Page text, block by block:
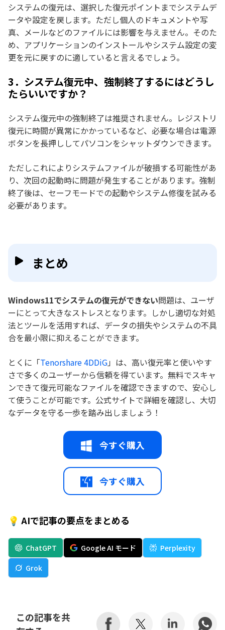
システムの復元は、選択した復元ポイントまでシステムデ
ータや設定を戻します。ただし個人のドキュメントや写
真、メールなどのファイルには影響を与えません。そのた
め、アプリケーションのインストールやシステム設定の変
更を元に戻すのに適していると言えるでしょう。
3．システム復元中、強制終了するにはどうし
たらいいですか？
システム復元中の強制終了は推奨されません。レジストリ
復元に時間が異常にかかっているなど、必要な場合は電源
ボタンを長押ししてパソコンをシャットダウンできます。
ただしこれによりシステムファイルが破損する可能性があ
り、次回の起動時に問題が発生することがあります。強制
終了後は、セーフモードでの起動やシステム修復を試みる
必要があります。
まとめ
Windows11でシステムの復元ができない問題は、ユーザ
ーにとって大きなストレスとなります。しかし適切な対処
法とツールを活用すれば、データの損失やシステムの不具
合を最小限に抑えることができます。
とくに「Tenorshare 4DDiG」は、高い復元率と使いやす
さで多くのユーザーから信頼を得ています。無料でスキャ
ンできて復元可能なファイルを確認できますので、安心し
て使うことが可能です。公式サイトで詳細を確認し、大切
なデータを守る一歩を踏み出しましょう！
今すぐ購入
今すぐ購入
💡 AIで記事の要点をまとめる
ChatGPT Google AI モード
Perplexity
Grok
この記事を共